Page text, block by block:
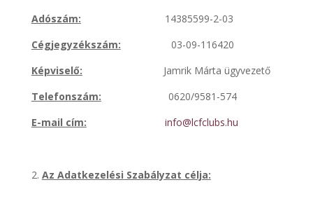
Adószám: 14385599-2-03
Cégjegyzékszám: 03-09-116420
Képviselő: Jamrik Márta ügyvezető
Telefonszám: 0620/9581-574
E-mail cím:
info@lcfclubs.hu
Az Adatkezelési Szabályzat célja: